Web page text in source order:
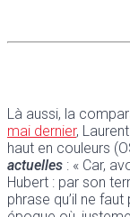
Là aussi, la
mai dernier,
haut en couleurs
actuelles : « Car,
Hubert : par son
phrase qu’il ne